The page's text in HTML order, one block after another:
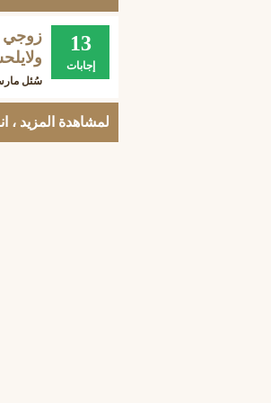
13
إجابات
زوجي
سُئل مارس 5،
لمشاهدة المزيد ،